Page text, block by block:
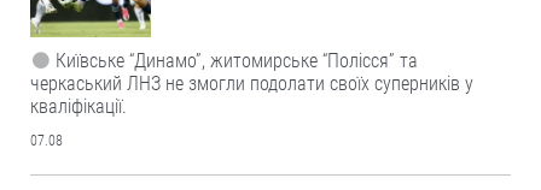
Київське “Динамо”, житомирське “Полісся” та
черкаський ЛНЗ не змогли подолати своїх суперників у
кваліфікації.
07.08